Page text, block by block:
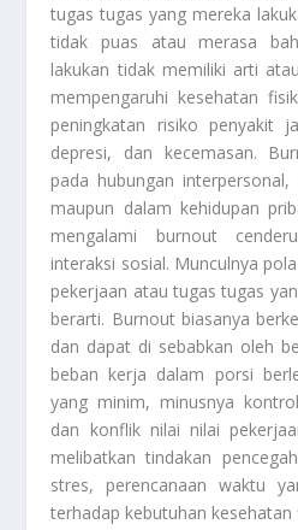
tugas tugas yang mereka
tidak puas atau merasa
lakukan tidak memiliki arti
mempengaruhi kesehatan
peningkatan risiko penyakit
depresi, dan kecemasan.
pada hubungan
maupun dalam kehidupan
mengalami burnout
interaksi sosial. Munculnya
pekerjaan atau tugas tugas
berarti. Burnout biasanya
dan dapat di sebabkan oleh
beban kerja dalam porsi
yang minim, minusnya
dan konflik nilai nilai
melibatkan tindakan
stres, perencanaan waktu
terhadap kebutuhan kesehatan